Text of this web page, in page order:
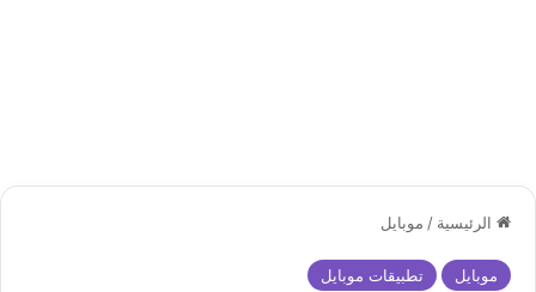
الرئيسية / موبايل
موبايل تطبيقات موبايل